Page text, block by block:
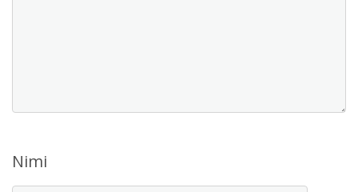
Nimi